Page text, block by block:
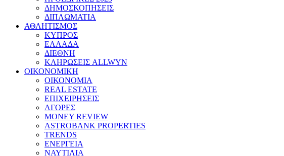
ΔΗΜΟΣΚΟΠΗΣΕΙΣ
ΔΙΠΛΩΜΑΤΙΑ
ΑΘΛΗΤΙΣΜΟΣ
ΚΥΠΡΟΣ
ΕΛΛΑΔΑ
ΔΙΕΘΝΗ
ΚΛΗΡΩΣΕΙΣ ALLWYN
ΟΙΚΟΝΟΜΙΚΗ
ΟΙΚΟΝΟΜΙΑ
REAL ESTATE
ΕΠΙΧΕΙΡΗΣΕΙΣ
ΑΓΟΡΕΣ
MONEY REVIEW
ASTROBANK PROPERTIES
TRENDS
ΕΝΕΡΓΕΙΑ
ΝΑΥΤΙΛΙΑ